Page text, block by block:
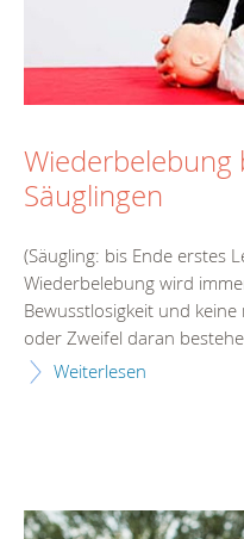
Wiederbelebung
Säuglingen
(Säugling: bis Ende erstes
Wiederbelebung wird
Bewusstlosigkeit und
oder Zweifel daran
Weiterlesen